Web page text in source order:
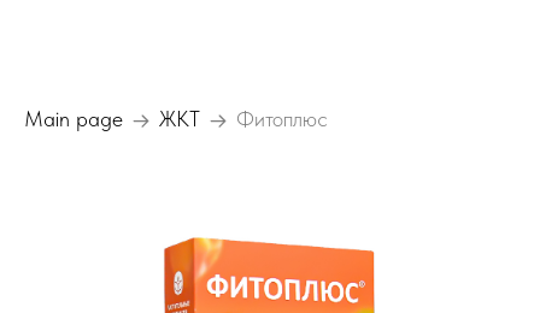
Main page ЖКТ Фитоплюс